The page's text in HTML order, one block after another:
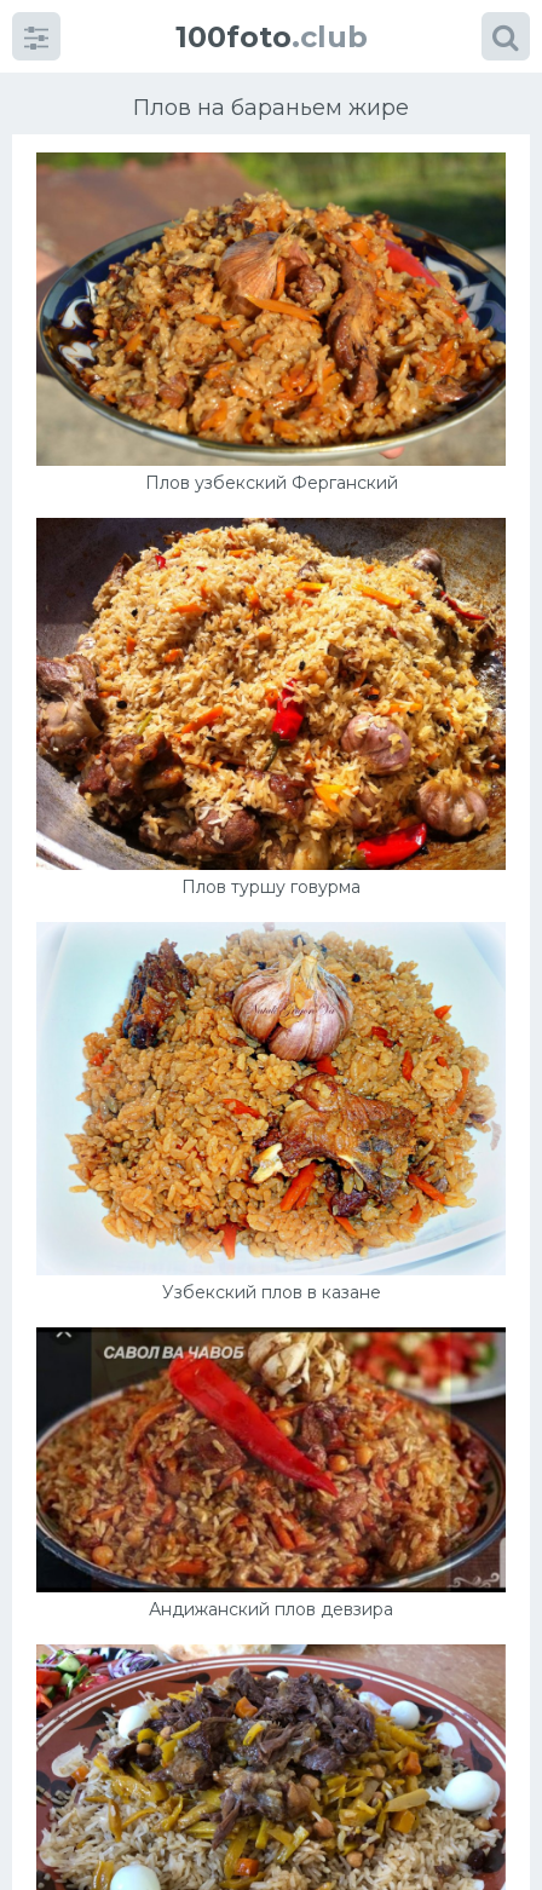
100foto.club
Плов на бараньем жире
Плов узбекский Ферганский
Плов туршу говурма
Узбекский плов в казане
Андижанский плов девзира
Категориикартинок
Супы
Мясные блюда
Печенье
Выпечка
Десерт
Напитки
Дизайн комнаты